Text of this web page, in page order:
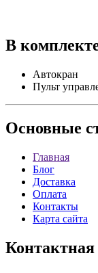
В
Автокран
Пульт
Основные
Главная
Блог
Доставка
Оплата
Контакты
Карта сайта
Контактная